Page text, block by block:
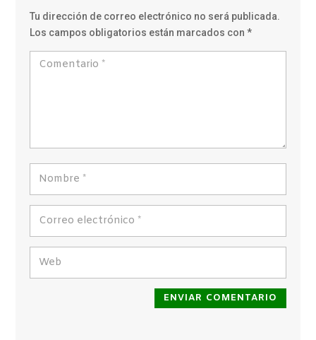
Tu dirección de correo electrónico no será publicada.
Los campos obligatorios están marcados con*
ENVIAR COMENTARIO